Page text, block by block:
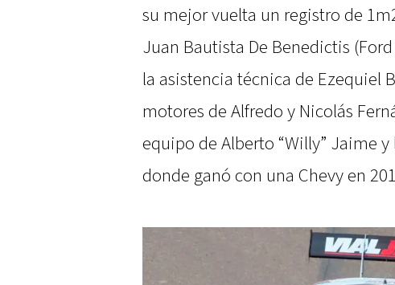
su mejor vuelta un registro de
Juan Bautista De Benedictis
la asistencia técnica de Ezequiel
motores de Alfredo y Nicolás
equipo de Alberto “Willy” Jaime
donde ganó con una Chevy en